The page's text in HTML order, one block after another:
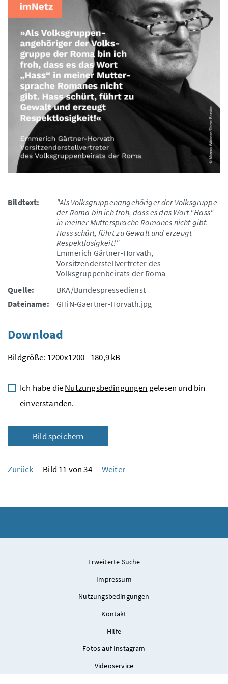
Bildtext:
"Als Volksgruppenangehöriger der Volksgruppe
der Roma bin ich froh, dass es das Wort "Hass"
in meiner Muttersprache Romanes nicht gibt.
Hass schürt, führt zu Gewalt und erzeugt
Respektlosigkeit!"
Emmerich Gärtner-Horvath,
Vorsitzenderstellvertreter des
Volksgruppenbeirats der Roma
Quelle:
BKA/Bundespressedienst
Dateiname:
GHiN-Gaertner-Horvath.jpg
Download
Bildgröße: 1200x1200 - 180,9 kB
Ich habe dieNutzungsbedingungen gelesen und bin
einverstanden.
Bild speichern
Zurück Bild 11 von 34 Weiter
Erweiterte Suche
Impressum
Nutzungsbedingungen
Kontakt
Hilfe
Fotos auf Instagram
Videoservice